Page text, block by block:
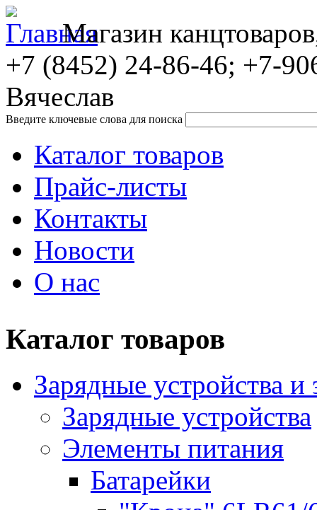
Магазин
+7 (8452) 24-86-46; +7-
Вячеслав
Введите ключевые слова для поиска
Каталог товаров
Прайс-листы
Контакты
Новости
О нас
Каталог товаров
Зарядные устройства
Зарядные устройства
Элементы питания
Батарейки